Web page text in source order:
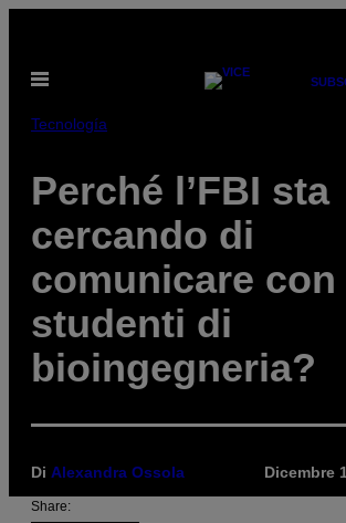
contenuto
Apri
Tecnología
Perché l’FBI sta
cercando di
comunicare con
studenti di
bioingegneria?
Di Alexandra Ossola Dicembre
Share: